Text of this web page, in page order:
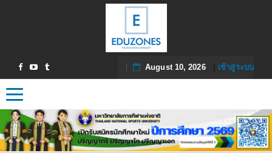
August 10, 2026| เข้าสู่ระบบ
Toggle navigation